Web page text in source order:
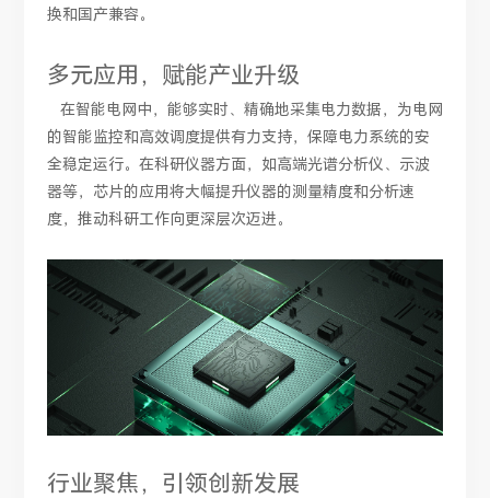
换和国产兼容。
多元应用，赋能产业升级
在智能电网中，能够实时、精确地采集电力数据，为电网
的智能监控和高效调度提供有力支持，保障电力系统的安
全稳定运行。在科研仪器方面，如高端光谱分析仪、示波
器等，芯片的应用将大幅提升仪器的测量精度和分析速
度，推动科研工作向更深层次迈进。
行业聚焦，引领创新发展